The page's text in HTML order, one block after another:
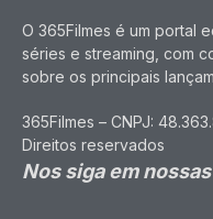
O 365Filmes é um portal
séries e streaming, com
sobre os principais
365Filmes – CNPJ:
Direitos reservados
Nos siga em